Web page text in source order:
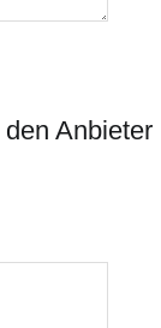
Anbieter